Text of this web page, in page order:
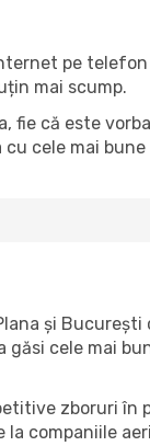
pe
mai scump.
fie că este
cele mai
și
cele mai
zboruri în
companiile